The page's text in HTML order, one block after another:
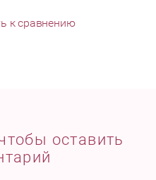
к сравнению
оставить